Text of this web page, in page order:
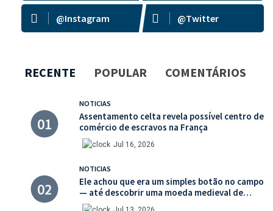
@Instagram @Twitter
RECENTE POPULAR COMENTÁRIOS
NOTICIAS
Assentamento celta revela possível centro de
comércio de escravos na França
Jul 16, 2026
NOTICIAS
Ele achou que era um simples botão no campo
— até descobrir uma moeda medieval de
valor histórico incalculável